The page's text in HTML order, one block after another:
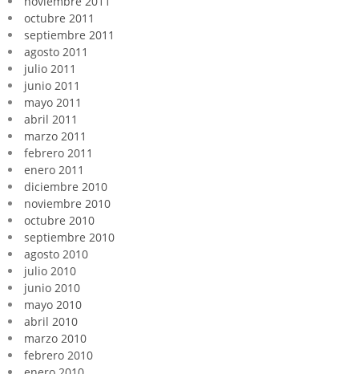
octubre 2011
septiembre 2011
agosto 2011
julio 2011
junio 2011
mayo 2011
abril 2011
marzo 2011
febrero 2011
enero 2011
diciembre 2010
noviembre 2010
octubre 2010
septiembre 2010
agosto 2010
julio 2010
junio 2010
mayo 2010
abril 2010
marzo 2010
febrero 2010